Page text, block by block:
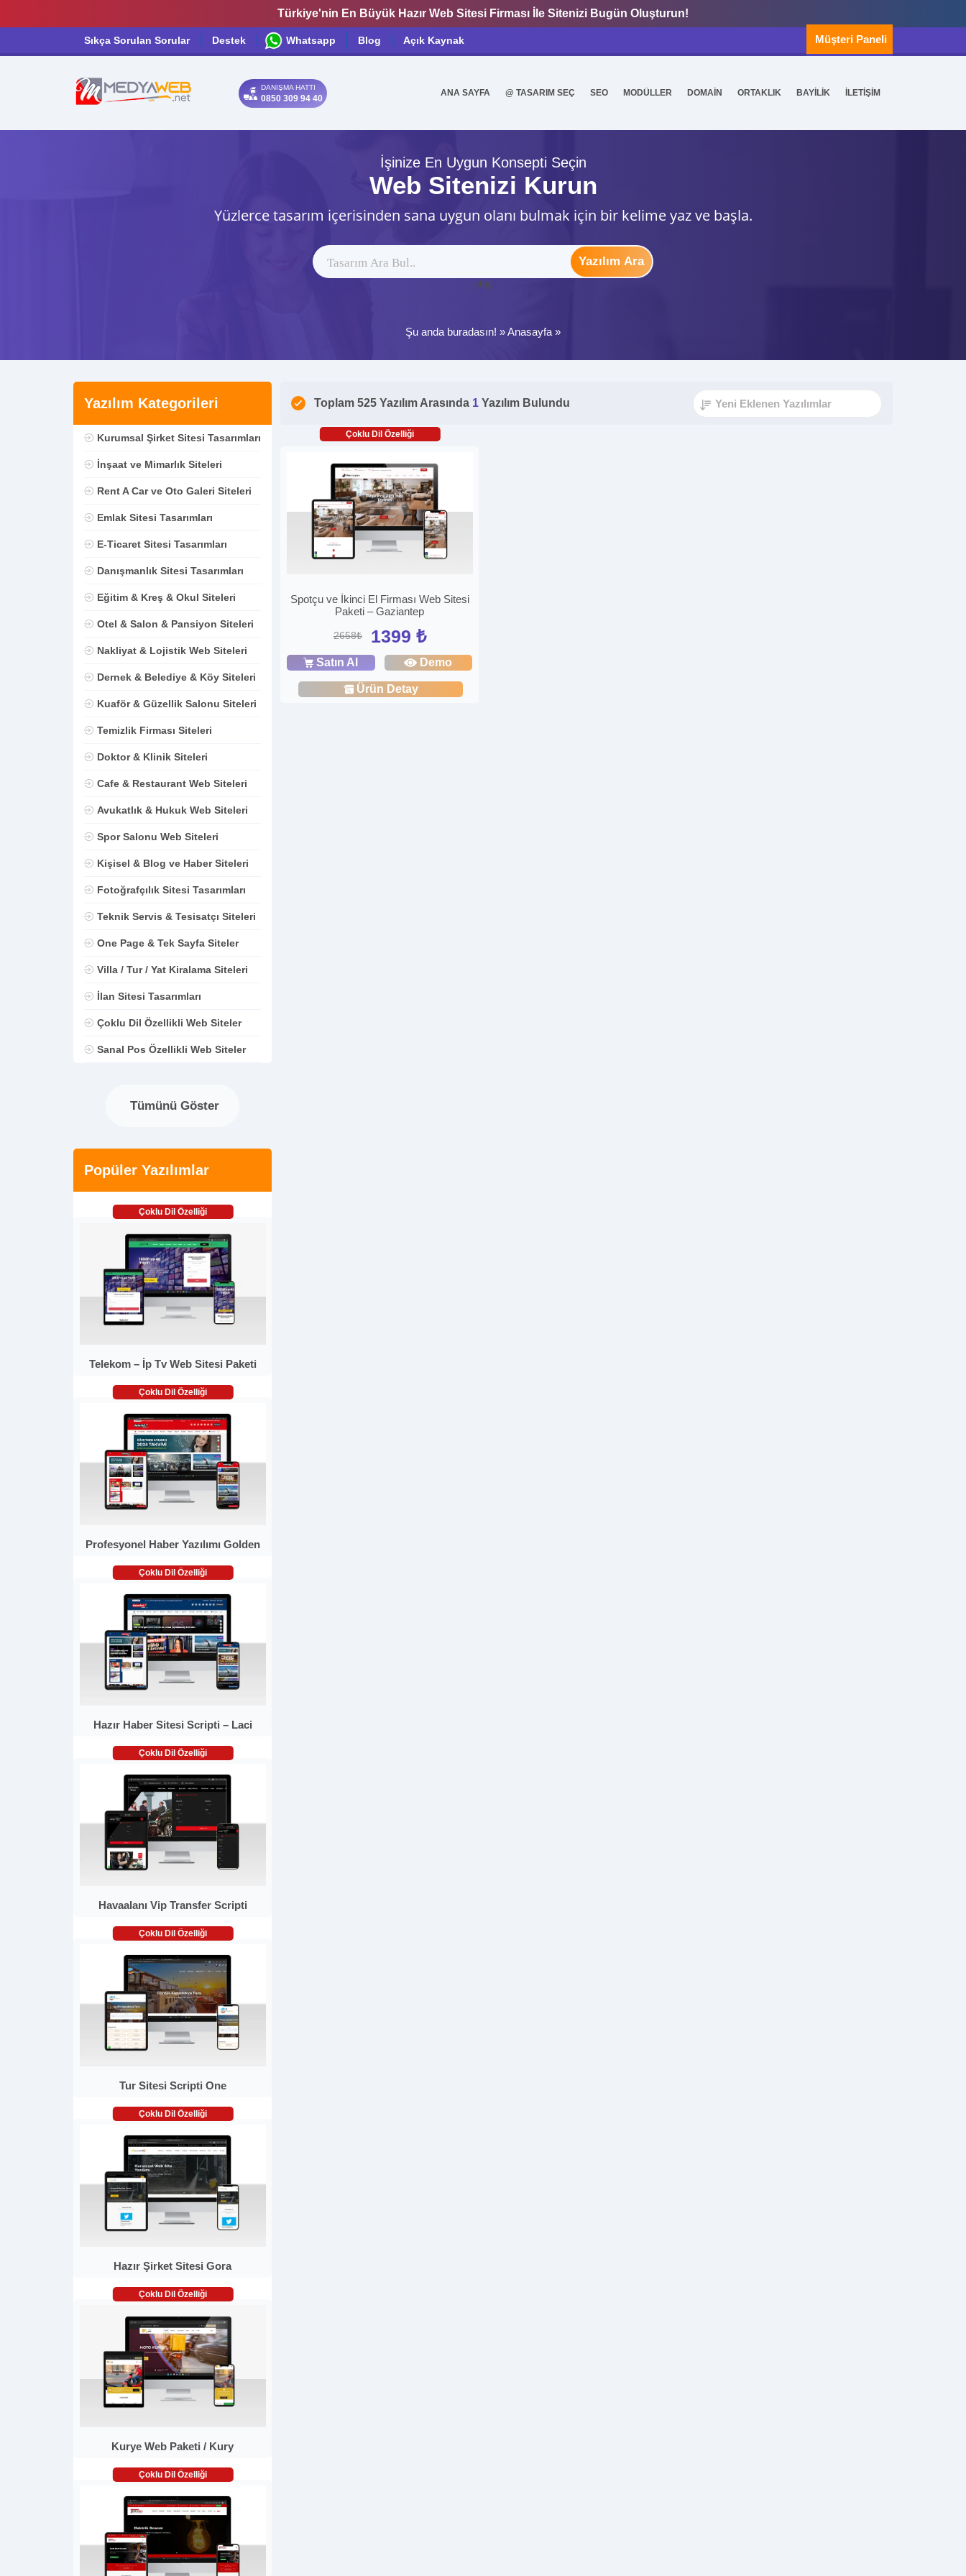
Türkiye'nin En Büyük Hazır Web Sitesi Firması İle Sitenizi Bugün Oluşturun!
Sıkça Sorulan Sorular Destek Whatsapp Blog Açık Kaynak Müşteri Paneli
DANIŞMA HATTI
0850 309 94 40
ANA SAYFA @ TASARIM SEÇ SEO MODÜLLER DOMAİN ORTAKLIK BAYİLİK İLETİŞİM
İşinize En Uygun Konsepti Seçin
Web Sitenizi Kurun
Yüzlerce tasarım içerisinden sana uygun olanı bulmak için bir kelime yaz ve başla.
Yazılım Ara
ytag
Şu anda buradasın! »Anasayfa »
Yazılım Kategorileri
Kurumsal Şirket Sitesi Tasarımları
İnşaat ve Mimarlık Siteleri
Rent A Car ve Oto Galeri Siteleri
Emlak Sitesi Tasarımları
E-Ticaret Sitesi Tasarımları
Danışmanlık Sitesi Tasarımları
Eğitim & Kreş & Okul Siteleri
Otel & Salon & Pansiyon Siteleri
Nakliyat & Lojistik Web Siteleri
Dernek & Belediye & Köy Siteleri
Kuaför & Güzellik Salonu Siteleri
Temizlik Firması Siteleri
Doktor & Klinik Siteleri
Cafe & Restaurant Web Siteleri
Avukatlık & Hukuk Web Siteleri
Spor Salonu Web Siteleri
Kişisel & Blog ve Haber Siteleri
Fotoğrafçılık Sitesi Tasarımları
Teknik Servis & Tesisatçı Siteleri
One Page & Tek Sayfa Siteler
Villa / Tur / Yat Kiralama Siteleri
İlan Sitesi Tasarımları
Çoklu Dil Özellikli Web Siteler
Sanal Pos Özellikli Web Siteler
Tümünü Göster
Popüler Yazılımlar
Çoklu Dil Özelliği
Telekom – İp Tv Web Sitesi Paketi
Çoklu Dil Özelliği
Profesyonel Haber Yazılımı Golden
Çoklu Dil Özelliği
Hazır Haber Sitesi Scripti – Laci
Çoklu Dil Özelliği
Havaalanı Vip Transfer Scripti
Çoklu Dil Özelliği
Tur Sitesi Scripti One
Çoklu Dil Özelliği
Hazır Şirket Sitesi Gora
Çoklu Dil Özelliği
Kurye Web Paketi / Kury
Çoklu Dil Özelliği
Toplam 525 Yazılım Arasında 1 Yazılım Bulundu
Çoklu Dil Özelliği
Spotçu ve İkinci El Firması Web Sitesi
Paketi – Gaziantep
2658₺ 1399 ₺
Satın Al Demo
Ürün Detay